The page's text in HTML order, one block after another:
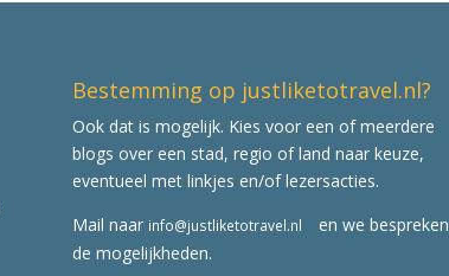
Bestemming op justliketotravel.nl?
Ook dat is mogelijk. Kies voor een of meerdere
blogs over een stad, regio of land naar keuze,
eventueel met linkjes en/of lezersacties.
Mail naar info@justliketotravel.nl
en we bespreken
de mogelijkheden.